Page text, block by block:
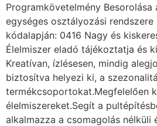
Programkövetelmény
egységes osztályozási rendszere
kódalapján: 0416 Nagy és
Élelmiszer eladó tájékoztatja és
Kreatívan, ízlésesen, mindig
biztosítva helyezi ki, a
termékcsoportokat.Megfelelően
élelmiszereket.Segít a
alkalmazza a csomagolás nélküli